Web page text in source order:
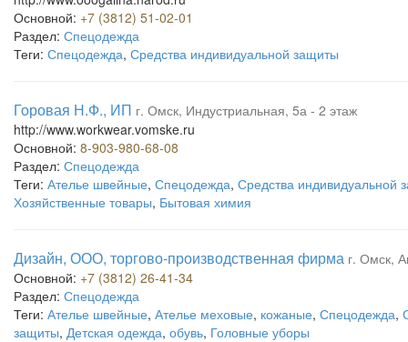
Основной: +7 (3812) 51-02-01
Раздел: Спецодежда
Теги: Спецодежда, Средства индивидуальной защиты
Горовая Н.Ф., ИП г. Омск, Индустриальная, 5а - 2 этаж
http://www.workwear.vomske.ru
Основной: 8-903-980-68-08
Раздел: Спецодежда
Теги: Ателье швейные, Спецодежда, Средства индивидуальной
Хозяйственные товары, Бытовая химия
Дизайн, ООО, торгово-производственная фирма г. Омск,
Основной: +7 (3812) 26-41-34
Раздел: Спецодежда
Теги: Ателье швейные, Ателье меховые, кожаные, Спецодежда,
защиты, Детская одежда, обувь, Головные уборы